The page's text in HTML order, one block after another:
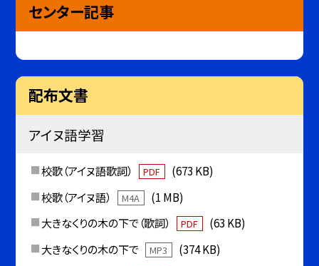
センター記事
配布文書
アイヌ語学習
校歌（アイヌ語歌詞） PDF
(673 KB)
校歌（アイヌ語）
M4A
(1 MB)
大きなくりの木の下で（歌詞）
PDF
(63 KB)
大きなくりの木の下で
MP3
(374 KB)